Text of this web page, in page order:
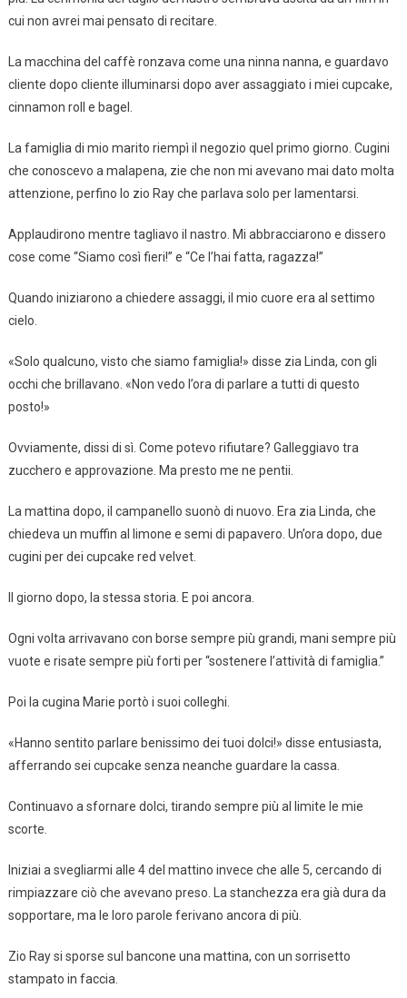
cui non avrei mai pensato di recitare.
La macchina del caffè ronzava come una ninna nanna, e guardavo
cliente dopo cliente illuminarsi dopo aver assaggiato i miei cupcake,
cinnamon roll e bagel.
La famiglia di mio marito riempì il negozio quel primo giorno. Cugini
che conoscevo a malapena, zie che non mi avevano mai dato molta
attenzione, perfino lo zio Ray che parlava solo per lamentarsi.
Applaudirono mentre tagliavo il nastro. Mi abbracciarono e dissero
cose come “Siamo così fieri!” e “Ce l’hai fatta, ragazza!”
Quando iniziarono a chiedere assaggi, il mio cuore era al settimo
cielo.
«Solo qualcuno, visto che siamo famiglia!» disse zia Linda, con gli
occhi che brillavano. «Non vedo l’ora di parlare a tutti di questo
posto!»
Ovviamente, dissi di sì. Come potevo rifiutare? Galleggiavo tra
zucchero e approvazione. Ma presto me ne pentii.
La mattina dopo, il campanello suonò di nuovo. Era zia Linda, che
chiedeva un muffin al limone e semi di papavero. Un’ora dopo, due
cugini per dei cupcake red velvet.
Il giorno dopo, la stessa storia. E poi ancora.
Ogni volta arrivavano con borse sempre più grandi, mani sempre più
vuote e risate sempre più forti per “sostenere l’attività di famiglia.”
Poi la cugina Marie portò i suoi colleghi.
«Hanno sentito parlare benissimo dei tuoi dolci!» disse entusiasta,
afferrando sei cupcake senza neanche guardare la cassa.
Continuavo a sfornare dolci, tirando sempre più al limite le mie
scorte.
Iniziai a svegliarmi alle 4 del mattino invece che alle 5, cercando di
rimpiazzare ciò che avevano preso. La stanchezza era già dura da
sopportare, ma le loro parole ferivano ancora di più.
Zio Ray si sporse sul bancone una mattina, con un sorrisetto
stampato in faccia.